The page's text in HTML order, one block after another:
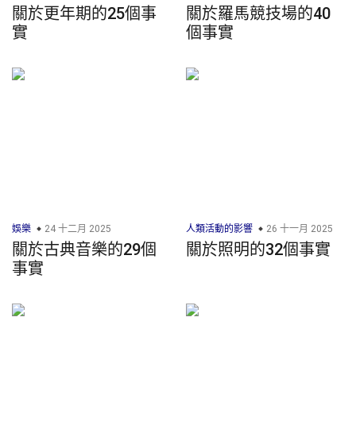
關於更年期的25個事
實
關於羅馬競技場的40
個事實
娛樂 24 十二月 2025
關於古典音樂的29個
事實
人類活動的影響 26 十一月 2025
關於照明的32個事實